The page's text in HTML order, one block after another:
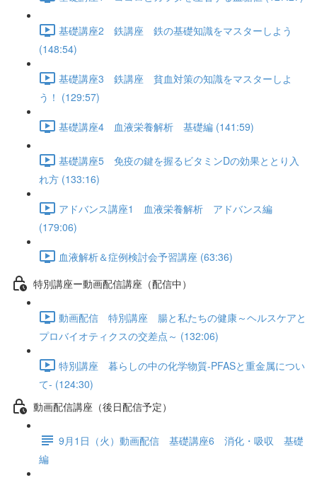
基礎講座2 鉄講座 鉄の基礎知識をマスターしよう
(148:54)
基礎講座3 鉄講座 貧血対策の知識をマスターしよ
う！ (129:57)
基礎講座4 血液栄養解析 基礎編 (141:59)
基礎講座5 免疫の鍵を握るビタミンDの効果ととり入
れ方 (133:16)
アドバンス講座1 血液栄養解析 アドバンス編
(179:06)
血液解析＆症例検討会予習講座 (63:36)
特別講座ー動画配信講座（配信中）
動画配信 特別講座 腸と私たちの健康～ヘルスケアと
プロバイオティクスの交差点～ (132:06)
特別講座 暮らしの中の化学物質-PFASと重金属につい
て- (124:30)
動画配信講座（後日配信予定）
9月1日（火）動画配信 基礎講座6 消化・吸収 基礎
編